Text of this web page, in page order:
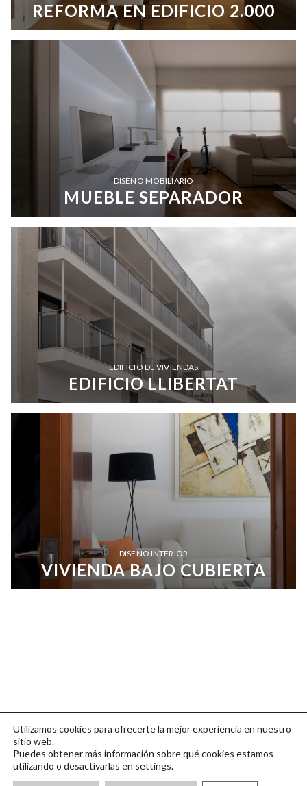
REFORMA EN EDIFICIO 2.000
DISEÑO MOBILIARIO
MUEBLE SEPARADOR
EDIFICIO DE VIVIENDAS
EDIFICIO LLIBERTAT
DISEÑO INTERIOR
VIVIENDA BAJO CUBIERTA
Utilizamos cookies para ofrecerte la mejor experiencia en nuestro
sitio web.
Puedes obtener más información sobre qué cookies estamos
utilizando o desactivarlas en settings.